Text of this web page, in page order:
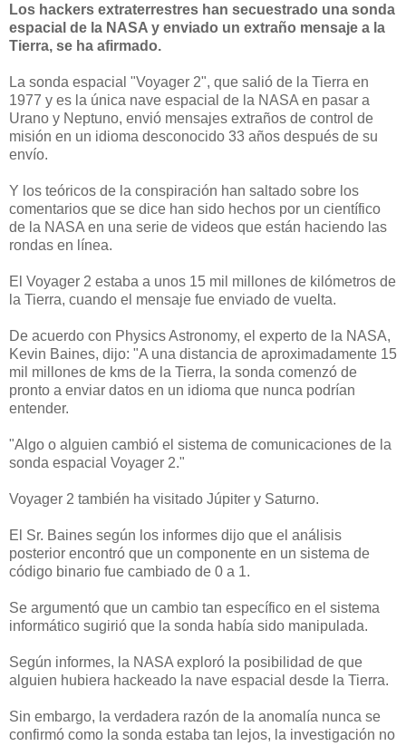
Los hackers extraterrestres han secuestrado una sonda
espacial de la NASA y enviado un extraño mensaje a la
Tierra, se ha afirmado.
La sonda espacial "Voyager 2", que salió de la Tierra en
1977 y es la única nave espacial de la NASA en pasar a
Urano y Neptuno, envió mensajes extraños de control de
misión en un idioma desconocido 33 años después de su
envío.
Y los teóricos de la conspiración han saltado sobre los
comentarios que se dice han sido hechos por un científico
de la NASA en una serie de videos que están haciendo las
rondas en línea.
El Voyager 2 estaba a unos 15 mil millones de kilómetros de
la Tierra, cuando el mensaje fue enviado de vuelta.
De acuerdo con Physics Astronomy, el experto de la NASA,
Kevin Baines, dijo: "A una distancia de aproximadamente 15
mil millones de kms de la Tierra, la sonda comenzó de
pronto a enviar datos en un idioma que nunca podrían
entender.
"Algo o alguien cambió el sistema de comunicaciones de la
sonda espacial Voyager 2."
Voyager 2 también ha visitado Júpiter y Saturno.
El Sr. Baines según los informes dijo que el análisis
posterior encontró que un componente en un sistema de
código binario fue cambiado de 0 a 1.
Se argumentó que un cambio tan específico en el sistema
informático sugirió que la sonda había sido manipulada.
Según informes, la NASA exploró la posibilidad de que
alguien hubiera hackeado la nave espacial desde la Tierra.
Sin embargo, la verdadera razón de la anomalía nunca se
confirmó como la sonda estaba tan lejos, la investigación no